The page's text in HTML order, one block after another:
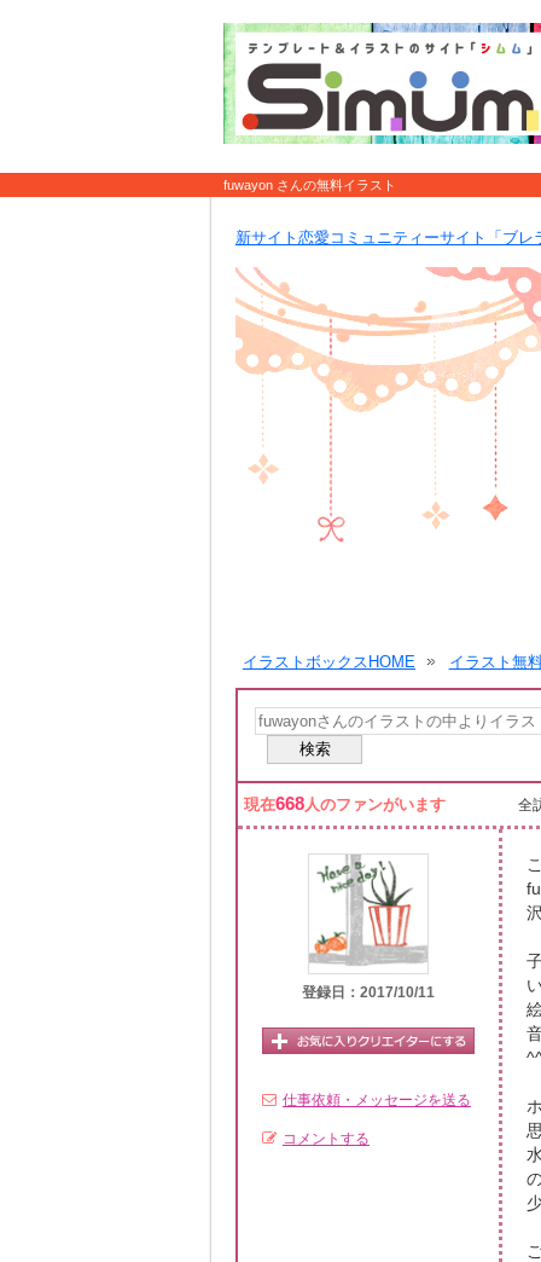
fuwayon さんの無料イラスト
新サイト恋愛コミュニティーサイト「ブレ
イラストボックスHOME イラスト無
現在668人のファンがいます 全
登録日：2017/10/11
仕事依頼・メッセージを送る
コメントする